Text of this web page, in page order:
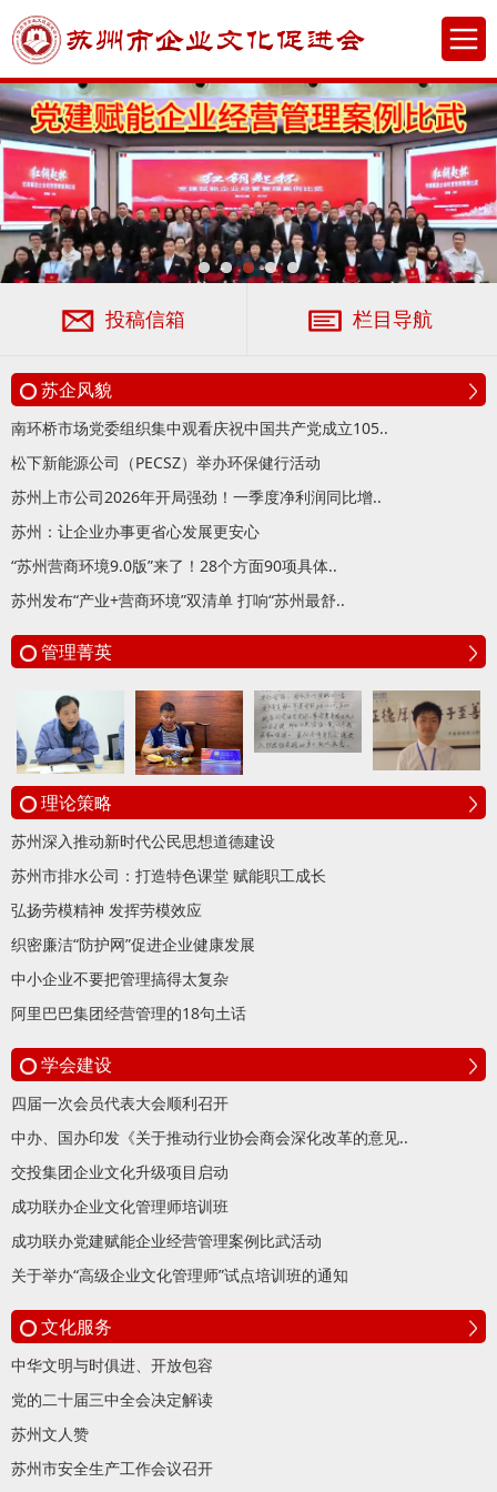
投稿信箱 栏目导航
苏企风貌
南环桥市场党委组织集中观看庆祝中国共产党成立105..
松下新能源公司（PECSZ）举办环保健行活动
苏州上市公司2026年开局强劲！一季度净利润同比增..
苏州：让企业办事更省心发展更安心
“苏州营商环境9.0版”来了！28个方面90项具体..
苏州发布“产业+营商环境”双清单 打响“苏州最舒..
管理菁英
理论策略
苏州深入推动新时代公民思想道德建设
苏州市排水公司：打造特色课堂 赋能职工成长
弘扬劳模精神 发挥劳模效应
织密廉洁“防护网”促进企业健康发展
中小企业不要把管理搞得太复杂
阿里巴巴集团经营管理的18句土话
学会建设
四届一次会员代表大会顺利召开
中办、国办印发《关于推动行业协会商会深化改革的意见..
交投集团企业文化升级项目启动
成功联办企业文化管理师培训班
成功联办党建赋能企业经营管理案例比武活动
关于举办“高级企业文化管理师”试点培训班的通知
文化服务
中华文明与时俱进、开放包容
党的二十届三中全会决定解读
苏州文人赞
苏州市安全生产工作会议召开